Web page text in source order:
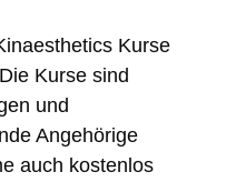
Kurse
Kurse sind
und
Angehörige
auch kostenlos